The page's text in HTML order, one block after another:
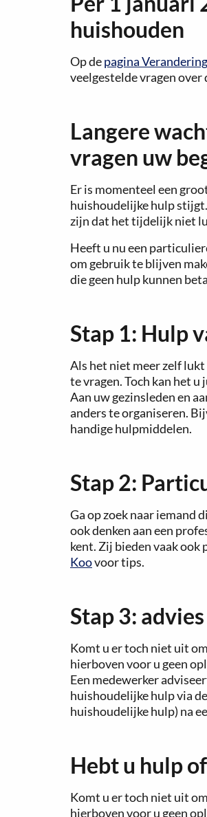
huishouden
Op depagina
veelgestelde vragen over
Langere
vragen uw
Er is momenteel een
huishoudelijke hulp
zijn dat het tijdelijk niet
Heeft u nu een
om gebruik te blijven
die geen hulp kunnen
Stap 1: Hulp
Als het niet meer zelf
te vragen. Toch kan het u
Aan uw gezinsleden en
anders te organiseren.
handige hulpmiddelen.
Stap 2:
Ga op zoek naar iemand
ook denken aan een
kent. Zij bieden vaak
Koovoor tips.
Stap 3:
Komt u er toch niet uit
hierboven voor u geen
Een medewerker
huishoudelijke hulp via
huishoudelijke hulp) na
Hebt u hulp
Komt u er toch niet uit
hierboven voor u geen